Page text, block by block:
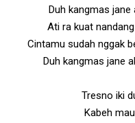
Duh kangmas jane
Ati ra kuat
Cintamu sudah nggak
Duh kangmas jane
Tresno iki
Kabeh